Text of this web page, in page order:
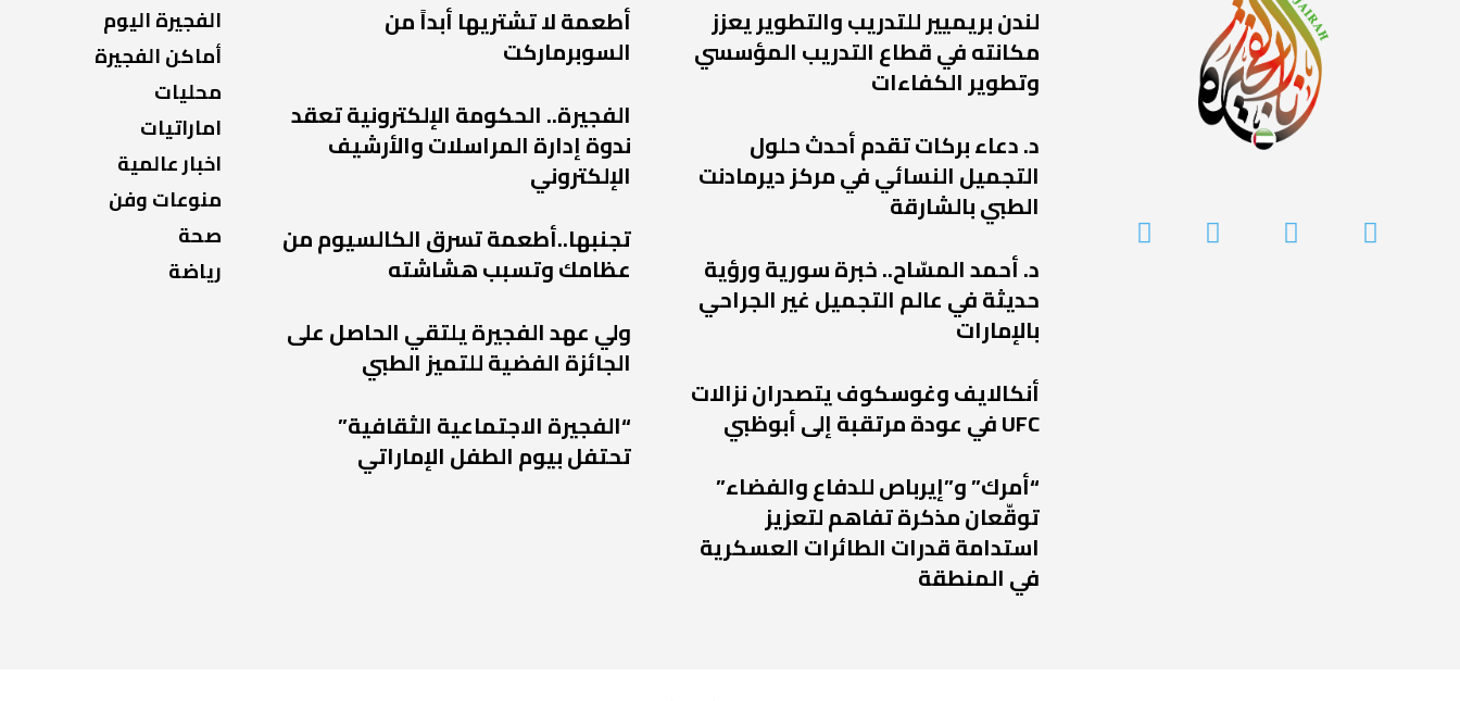
الفجيرة اليوم
أماكن الفجيرة
محليات
اماراتيات
اخبار عالمية
منوعات وفن
صحة
رياضة
أطعمة لا تشتريها أبداً من
السوبرماركت
الفجيرة.. الحكومة الإلكترونية تعقد
ندوة إدارة المراسلات والأرشيف
الإلكتروني
تجنبها..أطعمة تسرق الكالسيوم من
عظامك وتسبب هشاشته
ولي عهد الفجيرة يلتقي الحاصل على
الجائزة الفضية للتميز الطبي
“الفجيرة الاجتماعية الثقافية”
تحتفل بيوم الطفل الإماراتي
لندن بريميير للتدريب والتطوير يعزز
مكانته في قطاع التدريب المؤسسي
وتطوير الكفاءات
د. دعاء بركات تقدم أحدث حلول
التجميل النسائي في مركز ديرمادنت
الطبي بالشارقة
د. أحمد المسّاح.. خبرة سورية ورؤية
حديثة في عالم التجميل غير الجراحي
بالإمارات
أنكالايف وغوسكوف يتصدران نزالات
UFC في عودة مرتقبة إلى أبوظبي
“أمرك” و”إيرباص للدفاع والفضاء”
توقّعان مذكرة تفاهم لتعزيز
استدامة قدرات الطائرات العسكرية
في المنطقة